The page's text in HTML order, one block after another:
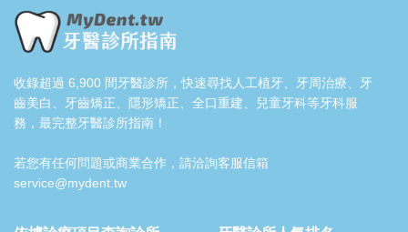
收錄超過 6,900 間牙醫診所，快速尋找人工植牙、牙周治療、牙
齒美白、牙齒矯正、隱形矯正、全口重建、兒童牙科等牙科服
務，最完整牙醫診所指南！
若您有任何問題或商業合作，請洽詢客服信箱
service@mydent.tw